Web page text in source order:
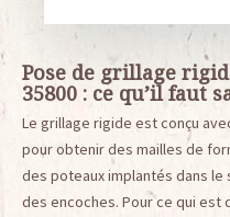
Pose de grillage
35800 : ce qu’il faut
Le grillage rigide est conçu
pour obtenir des mailles de
des poteaux implantés dans
des encoches. Pour ce qui